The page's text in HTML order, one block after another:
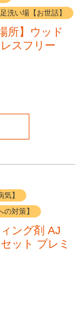
足洗い場【お世話】
所】ウッド
スフリー
】
対策】
ング剤 AJ
ット プレミ